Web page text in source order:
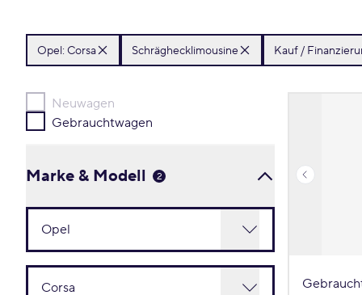
Opel: Corsa Schräghecklimousine Kauf /
Neuwagen
Gebrauchtwagen
Marke & Modell 2